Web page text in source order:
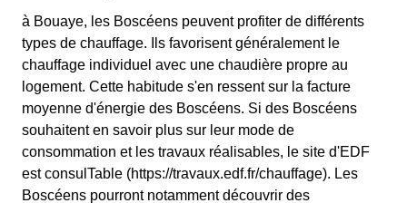
à Bouaye, les Boscéens peuvent profiter de différents
types de chauffage. Ils favorisent généralement le
chauffage individuel avec une chaudière propre au
logement. Cette habitude s'en ressent sur la facture
moyenne d'énergie des Boscéens. Si des Boscéens
souhaitent en savoir plus sur leur mode de
consommation et les travaux réalisables, le site d'EDF
est consulTable (https://travaux.edf.fr/chauffage). Les
Boscéens pourront notamment découvrir des